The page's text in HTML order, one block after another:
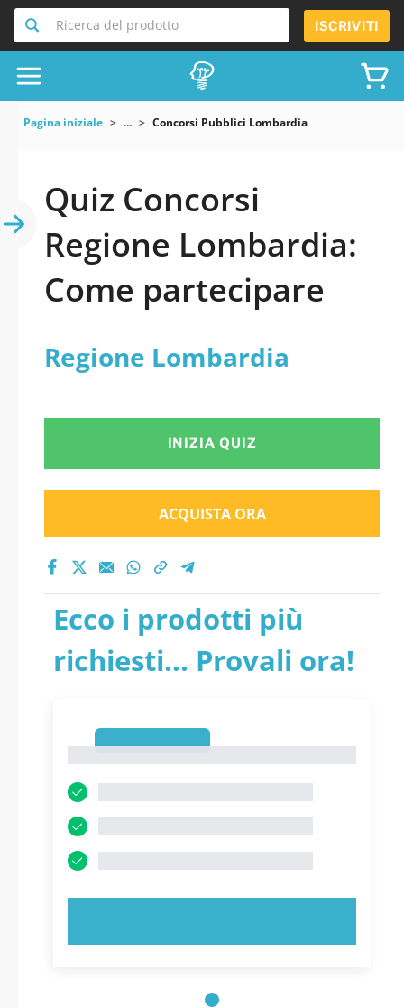
Ricerca del prodotto ISCRIVITI
Pagina iniziale ... Concorsi Pubblici Lombardia
Quiz Concorsi
Regione Lombardia:
Come partecipare
Regione Lombardia
INIZIA QUIZ
ACQUISTA ORA
Ecco i prodotti più
richiesti... Provali ora!